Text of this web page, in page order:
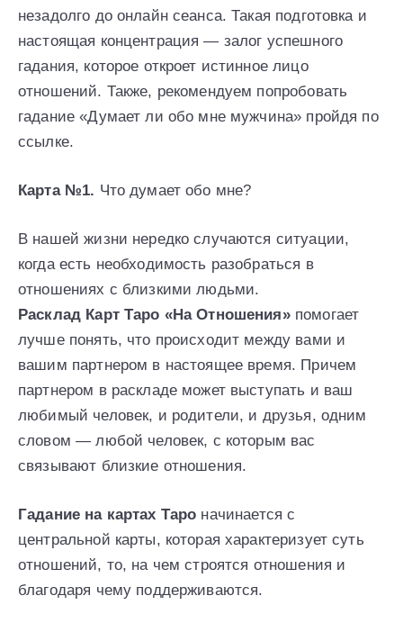
незадолго до онлайн сеанса. Такая подготовка и
настоящая концентрация — залог успешного
гадания, которое откроет истинное лицо
отношений. Также, рекомендуем попробовать
гадание «Думает ли обо мне мужчина» пройдя по
ссылке.
Карта №1. Что думает обо мне?
В нашей жизни нередко случаются ситуации,
когда есть необходимость разобраться в
отношениях с близкими людьми.
Расклад Карт Таро «На Отношения»помогает
лучше понять, что происходит между вами и
вашим партнером в настоящее время. Причем
партнером в раскладе может выступать и ваш
любимый человек, и родители, и друзья, одним
словом — любой человек, с которым вас
связывают близкие отношения.
Гадание на картах Tаро начинается с
центральной карты, которая характеризует суть
отношений, то, на чем строятся отношения и
благодаря чему поддерживаются.